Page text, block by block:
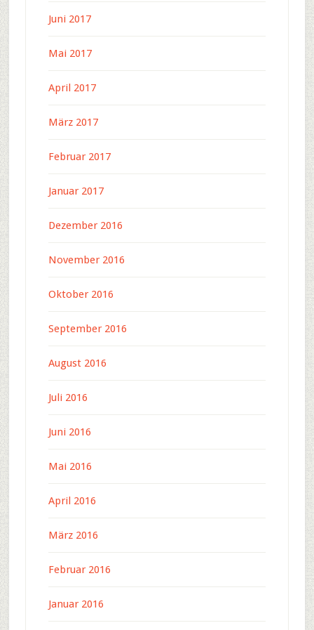
Juni 2017
Mai 2017
April 2017
März 2017
Februar 2017
Januar 2017
Dezember 2016
November 2016
Oktober 2016
September 2016
August 2016
Juli 2016
Juni 2016
Mai 2016
April 2016
März 2016
Februar 2016
Januar 2016